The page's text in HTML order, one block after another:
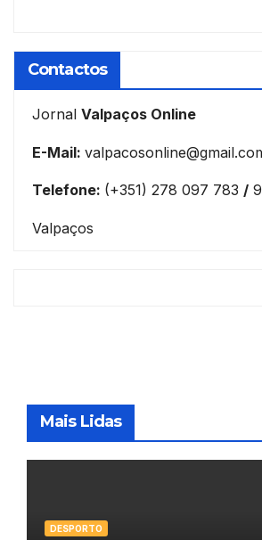
Contactos
Jornal Valpaços Online
E-Mail:
Telefone: (+351) 278 097 783 /
Valpaços
Mais Lidas
DESPORTO